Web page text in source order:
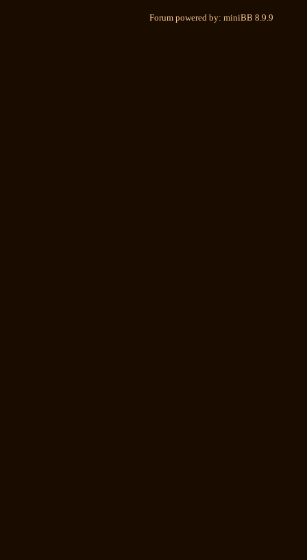
Forum powered by: miniBB 8.9.9